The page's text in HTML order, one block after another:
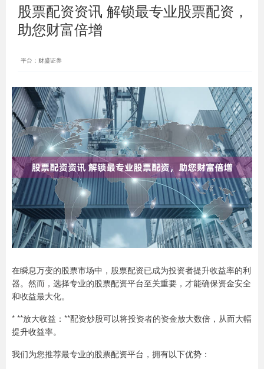
股票配资资讯 解锁最专业股票配资，
助您财富倍增
平台：财盛证券
在瞬息万变的股票市场中，股票配资已成为投资者提升收益率的利
器。然而，选择专业的股票配资平台至关重要，才能确保资金安全
和收益最大化。
* **放大收益：**配资炒股可以将投资者的资金放大数倍，从而大幅
提升收益率。
我们为您推荐最专业的股票配资平台，拥有以下优势：